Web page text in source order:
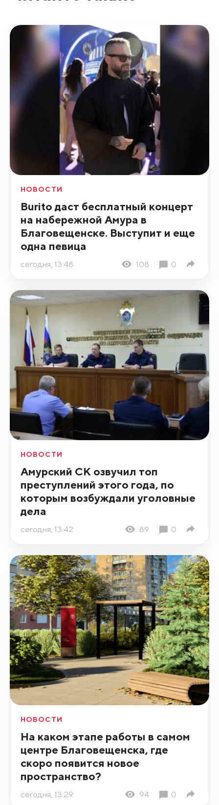
НОВОСТИ
Burito даст бесплатный концерт
на набережной Амура в
Благовещенске. Выступит и еще
одна певица
сегодня, 13:48 108 0
НОВОСТИ
Амурский СК озвучил топ
преступлений этого года, по
которым возбуждали уголовные
дела
сегодня, 13:42 89 0
НОВОСТИ
На каком этапе работы в самом
центре Благовещенска, где
скоро появится новое
пространство?
сегодня, 13:29 94 0